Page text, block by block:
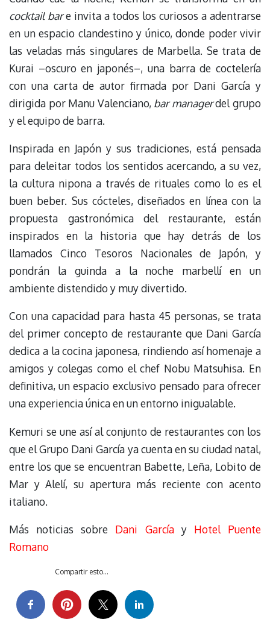
cocktail bare invita a todos los curiosos a adentrarse
en un espacio clandestino y único, donde poder vivir
las veladas más singulares de Marbella. Se trata de
Kurai –oscuro en japonés–, una barra de coctelería
con una carta de autor firmada por Dani García y
dirigida por Manu Valenciano, bar managerdel grupo
y el equipo de barra.
Inspirada en Japón y sus tradiciones, está pensada
para deleitar todos los sentidos acercando, a su vez,
la cultura nipona a través de rituales como lo es el
buen beber. Sus cócteles, diseñados en línea con la
propuesta gastronómica del restaurante, están
inspirados en la historia que hay detrás de los
llamados Cinco Tesoros Nacionales de Japón, y
pondrán la guinda a la noche marbellí en un
ambiente distendido y muy divertido.
Con una capacidad para hasta 45 personas, se trata
del primer concepto de restaurante que Dani García
dedica a la cocina japonesa, rindiendo así homenaje a
amigos y colegas como el chef Nobu Matsuhisa. En
definitiva, un espacio exclusivo pensado para ofrecer
una experiencia única en un entorno inigualable.
Kemuri se une así al conjunto de restaurantes con los
que el Grupo Dani García ya cuenta en su ciudad natal,
entre los que se encuentran Babette, Leña, Lobito de
Mar y Alelí, su apertura más reciente con acento
italiano.
Más noticias sobre Dani Garcíay Hotel Puente
Romano
Compartir esto...